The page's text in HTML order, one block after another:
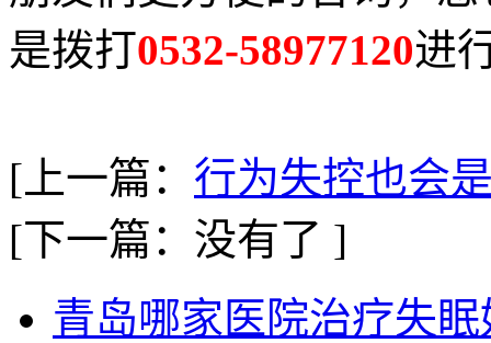
是拨打0532-58977120进
[上一篇： 行为失控也会
[下一篇：没有了 ]
青岛哪家医院治疗失眠